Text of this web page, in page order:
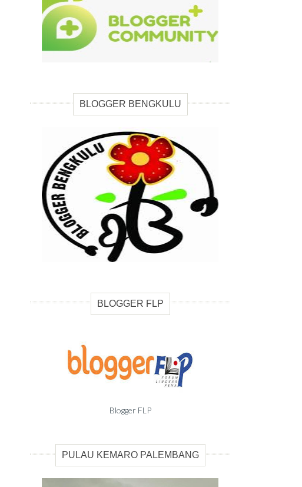
BLOGGER BENGKULU
BLOGGER FLP
Blogger FLP
PULAU KEMARO PALEMBANG